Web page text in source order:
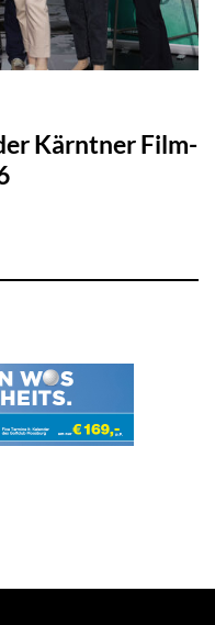
Kärntner Film-